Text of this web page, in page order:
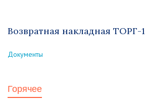
Возвратная накладная ТОРГ-
Документы
Горячее